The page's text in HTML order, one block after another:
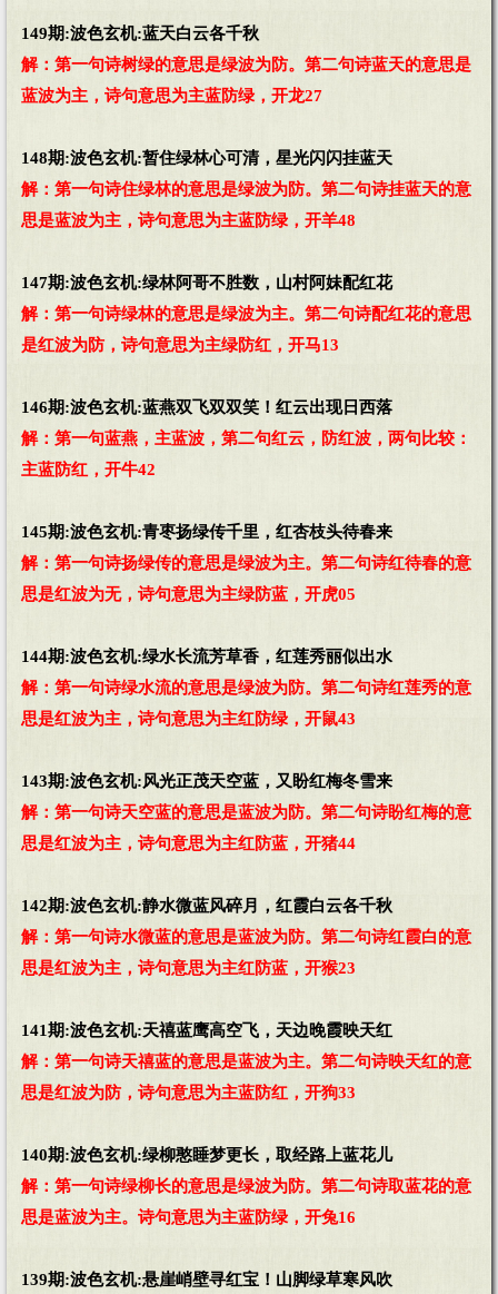
149期:波色玄机:蓝天白云各千秋
解：第一句诗树绿的意思是绿波为防。第二句诗蓝天的意思是
蓝波为主，诗句意思为主蓝防绿，开龙27
148期:波色玄机:暂住绿林心可清，星光闪闪挂蓝天
解：第一句诗住绿林的意思是绿波为防。第二句诗挂蓝天的意
思是蓝波为主，诗句意思为主蓝防绿，开羊48
147期:波色玄机:绿林阿哥不胜数，山村阿妹配红花
解：第一句诗绿林的意思是绿波为主。第二句诗配红花的意思
是红波为防，诗句意思为主绿防红，开马13
146期:波色玄机:蓝燕双飞双双笑！红云出现日西落
解：第一句蓝燕，主蓝波，第二句红云，防红波，两句比较：
主蓝防红，开牛42
145期:波色玄机:青枣扬绿传千里，红杏枝头待春来
解：第一句诗扬绿传的意思是绿波为主。第二句诗红待春的意
思是红波为无，诗句意思为主绿防蓝，开虎05
144期:波色玄机:绿水长流芳草香，红莲秀丽似出水
解：第一句诗绿水流的意思是绿波为防。第二句诗红莲秀的意
思是红波为主，诗句意思为主红防绿，开鼠43
143期:波色玄机:风光正茂天空蓝，又盼红梅冬雪来
解：第一句诗天空蓝的意思是蓝波为防。第二句诗盼红梅的意
思是红波为主，诗句意思为主红防蓝，开猪44
142期:波色玄机:静水微蓝风碎月，红霞白云各千秋
解：第一句诗水微蓝的意思是蓝波为防。第二句诗红霞白的意
思是红波为主，诗句意思为主红防蓝，开猴23
141期:波色玄机:天禧蓝鹰高空飞，天边晚霞映天红
解：第一句诗天禧蓝的意思是蓝波为主。第二句诗映天红的意
思是红波为防，诗句意思为主蓝防红，开狗33
140期:波色玄机:绿柳憨睡梦更长，取经路上蓝花儿
解：第一句诗绿柳长的意思是绿波为防。第二句诗取蓝花的意
思是蓝波为主。诗句意思为主蓝防绿，开兔16
139期:波色玄机:悬崖峭壁寻红宝！山脚绿草寒风吹